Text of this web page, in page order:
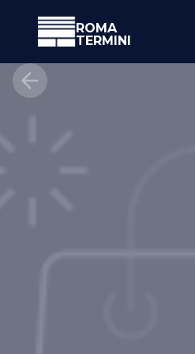
ROMA
TERMINI